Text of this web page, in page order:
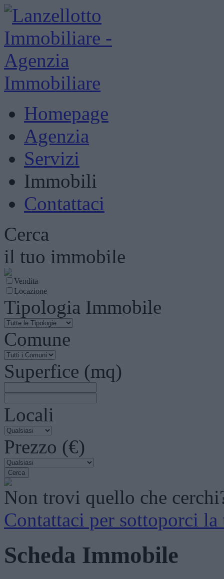
Homepage
Agenzia
Servizi
Immobili
Contattaci
Cerca
il tuo immobile
Vendita
Locazione
Tipologia Immobile
Comune
Superfice (mq)
Locali
Prezzo (€)
Non trovi quello che
Contattaci per sottoporci la
Scheda Immobile